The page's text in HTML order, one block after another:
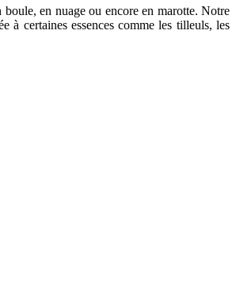
en nuage ou encore en marotte. Notre
à certaines essences comme les tilleuls, les